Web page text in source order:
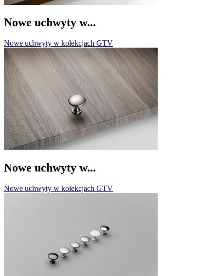
Nowe uchwyty w...
Nowe uchwyty w kolekcjach GTV
Nowe uchwyty w...
Nowe uchwyty w kolekcjach GTV